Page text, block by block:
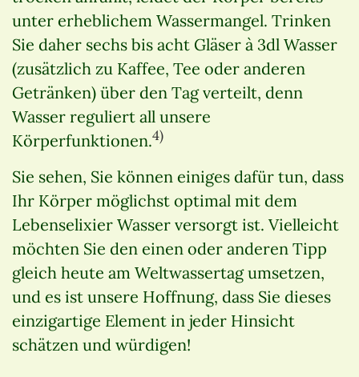
unter erheblichem Wassermangel. Trinken
Sie daher sechs bis acht Gläser à 3dl Wasser
(zusätzlich zu Kaffee, Tee oder anderen
Getränken) über den Tag verteilt, denn
Wasser reguliert all unsere
Körperfunktionen.4)
Sie sehen, Sie können einiges dafür tun, dass
Ihr Körper möglichst optimal mit dem
Lebenselixier Wasser versorgt ist. Vielleicht
möchten Sie den einen oder anderen Tipp
gleich heute am Weltwassertag umsetzen,
und es ist unsere Hoffnung, dass Sie dieses
einzigartige Element in jeder Hinsicht
schätzen und würdigen!